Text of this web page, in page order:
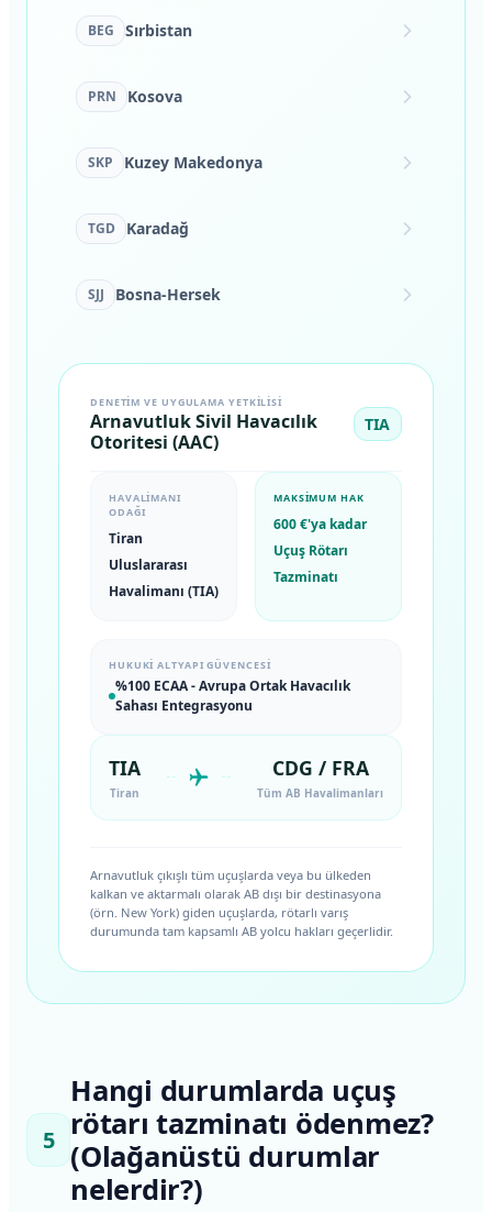
BEG Sırbistan
PRN Kosova
SKP Kuzey Makedonya
TGD Karadağ
SJJ Bosna-Hersek
DENETIM VE UYGULAMA YETKILISI
Arnavutluk Sivil Havacılık
Otoritesi (AAC)
TIA
HAVALIMANI
ODAĞI
Tiran
Uluslararası
Havalimanı (TIA)
MAKSIMUM HAK
600 €'ya kadar
Uçuş Rötarı
Tazminatı
HUKUKI ALTYAPI GÜVENCESI
%100 ECAA - Avrupa Ortak Havacılık
Sahası Entegrasyonu
TIA
Tiran
CDG / FRA
Tüm AB Havalimanları
Arnavutluk çıkışlı tüm uçuşlarda veya bu ülkeden
kalkan ve aktarmalı olarak AB dışı bir destinasyona
(örn. New York) giden uçuşlarda, rötarlı varış
durumunda tam kapsamlı AB yolcu hakları geçerlidir.
5
Hangi durumlarda uçuş
rötarı tazminatı ödenmez?
(Olağanüstü durumlar
nelerdir?)